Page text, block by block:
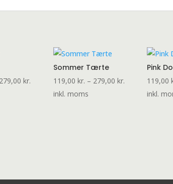
279,00 kr.Prisinterval:
119,00 kr.
Sommer Tærte
119,00 kr. – 279,00 kr.Prisinterval:
119,00 kr.
inkl. moms
Pink
119,00
inkl.